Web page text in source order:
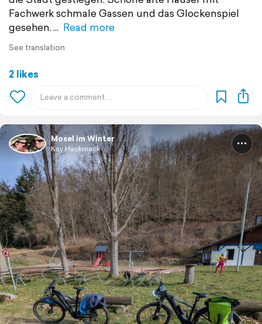
Fachwerk schmale Gassen und das Glockenspiel
gesehen.
Read more
See translation
2 likes
Mosel im Winter
Kay Hackmack